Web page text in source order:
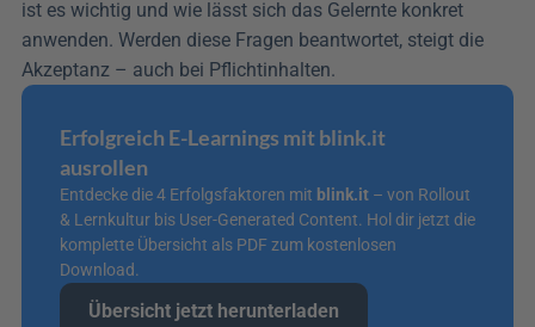
ist es wichtig und wie lässt sich das Gelernte konkret
anwenden. Werden diese Fragen beantwortet, steigt die
Akzeptanz – auch bei Pflichtinhalten.
Erfolgreich E-Learnings mit blink.it
ausrollen
Entdecke die 4 Erfolgsfaktoren mit blink.it – von Rollout
& Lernkultur bis User-Generated Content. Hol dir jetzt die
komplette Übersicht als PDF zum kostenlosen
Download.
Übersicht jetzt herunterladen